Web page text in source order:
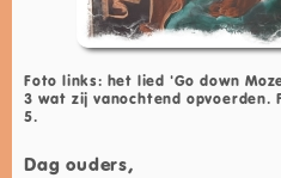
Foto links: het lied 'Go down
3 wat zij vanochtend opvoerden.
5.
Dag ouders,